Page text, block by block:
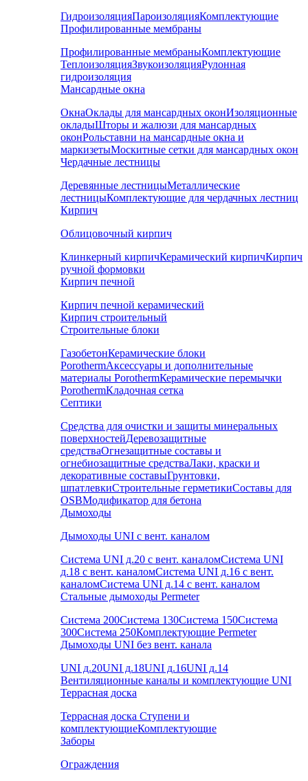
ГидроизоляцияПароизоляцияКомплектующие
Профилированные мембраны
Профилированные мембраныКомплектующие
ТеплоизоляцияЗвукоизоляцияРулонная
гидроизоляция
Мансардные окна
ОкнаОклады для мансардных оконИзоляционные
окладыШторы и жалюзи для мансардных
оконРольставни на мансардные окна и
маркизетыМоскитные сетки для мансардных окон
Чердачные лестницы
Деревянные лестницыМеталлические
лестницыКомплектующие для чердачных лестниц
Кирпич
Облицовочный кирпич
Клинкерный кирпичКерамический кирпичКирпич
ручной формовки
Кирпич печной
Кирпич печной керамический
Кирпич строительный
Строительные блоки
ГазобетонКерамические блоки
PorothermАксессуары и дополнительные
материалы PorothermКерамические перемычки
PorothermКладочная сетка
Септики
Средства для очистки и защиты минеральных
поверхностейДеревозащитные
средстваОгнезащитные составы и
огнебиозащитные средстваЛаки, краски и
декоративные составыГрунтовки,
шпатлевкиСтроительные герметикиСоставы для
OSBМодификатор для бетона
Дымоходы
Дымоходы UNI с вент. каналом
Система UNI д.20 с вент. каналомСистема UNI
д.18 с вент. каналомСистема UNI д.16 с вент.
каналомСистема UNI д.14 с вент. каналом
Стальные дымоходы Permeter
Система 200Система 130Система 150Система
300Система 250Комплектующие Permeter
Дымоходы UNI без вент. канала
UNI д.20UNI д.18UNI д.16UNI д.14
Вентиляционные каналы и комплектующие UNI
Террасная доска
Террасная доска Ступени и
комплектующиеКомплектующие
Заборы
Ограждения